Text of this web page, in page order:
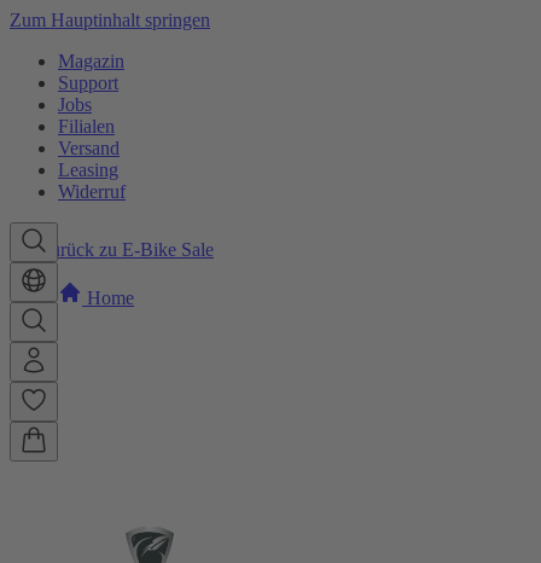
Zum Hauptinhalt springen
Magazin
Support
Jobs
Filialen
Versand
Leasing
Widerruf
Zurück zu E-Bike Sale
Home